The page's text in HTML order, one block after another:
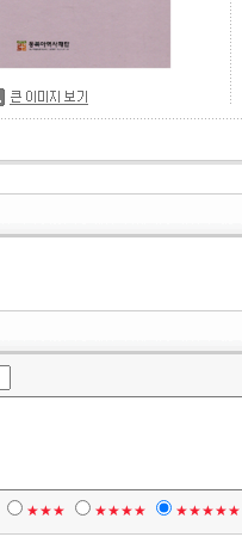
★★★ ★★★★ ★★★★★